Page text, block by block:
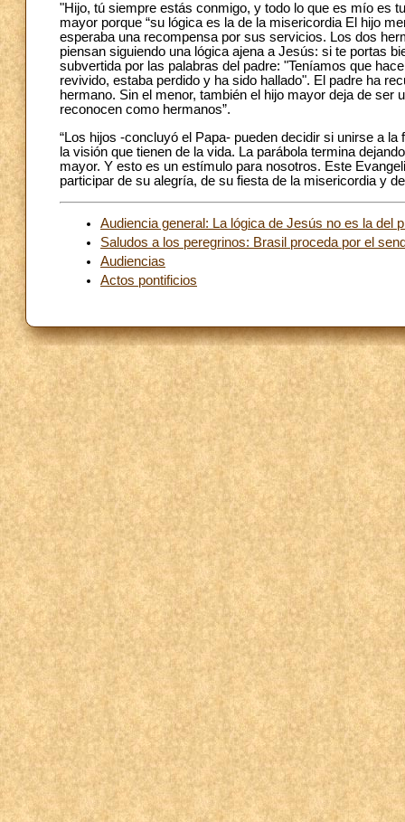
"Hijo, tú siempre estás conmigo, y todo lo que es mío es
mayor porque “su lógica es la de la misericordia El hijo
esperaba una recompensa por sus servicios. Los dos
piensan siguiendo una lógica ajena a Jesús: si te portas
subvertida por las palabras del padre: "Teníamos que
revivido, estaba perdido y ha sido hallado". El padre ha
hermano. Sin el menor, también el hijo mayor deja de
reconocen como hermanos”.
“Los hijos -concluyó el Papa- pueden decidir si unirse a
la visión que tienen de la vida. La parábola termina
mayor. Y esto es un estímulo para nosotros. Este
participar de su alegría, de su fiesta de la misericordia y
Audiencia general: La lógica de Jesús no es la del
Saludos a los peregrinos: Brasil proceda por el
Audiencias
Actos pontificios